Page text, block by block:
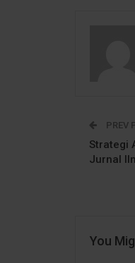
PREV
Strategi
Jurnal
You